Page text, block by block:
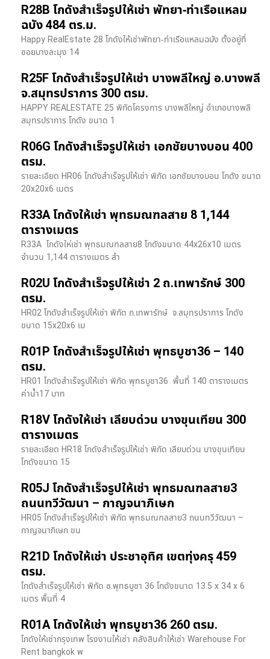
R28B โกดังสำเร็จรูปให้เช่า พัทยา-ท่าเรือแหลม
ฉบัง 484 ตร.ม.
Happy RealEstate 28 โกดังให้เช่าพัทยา-ท่าเรือแหลมฉบัง ตั้งอยู่ที่
ซอยบางละมุง 14
R25F โกดังสำเร็จรูปให้เช่า บางพลีใหญ่ อ.บางพลี
จ.สมุทรปราการ 300 ตรม.
HAPPY REALESTATE 25 พิกัดโครงการ บางพลีใหญ่ อำเภอบางพลี
สมุทรปราการ โกดัง ขนาด 1
R06G โกดังสำเร็จรูปให้เช่า เอกชัยบางบอน 400
ตรม.
รายละเอียด HR06 โกดังสำเร็จรูปให้เช่า พิกัด เอกชัยบางบอน โกดัง ขนาด
20x20x6 เมตร
R33A โกดังให้เช่า พุทธมณฑลสาย 8 1,144
ตารางเมตร
R33A โกดังให่เช่า พุทธมณฑลสาย8 โกดังขนาด 44x26x10 เมตร
จำนวน 1,144 ตารางเมตร สำ
R02U โกดังสำเร็จรูปให้เช่า 2 ถ.เทพารักษ์ 300
ตรม.
HR02 โกดังสำเร็จรูปให้เช่า พิกัด ถ.เทพารักษ์ จ.สมุทรปราการ โกดัง
ขนาด 15x20x6 เม
R01P โกดังสำเร็จรูปให้เช่า พุทธบูชา36 – 140
ตรม.
HR01 โกดังสำเร็จรูปให้เช่า พิกัด พุทธบูชา36 พื้นที่ 140 ตารางเมตร
ค่าน้ำ17 บาท
R18V โกดังให้เช่า เลียบด่วน บางขุนเทียน 300
ตารางเมตร
รายละเอียด HR18 โกดังสำเร็จรูปให้เช่า พิกัด เลียบด่วน​ บางขุนเทียน​
โกดังขนาด 15
R05J โกดังสำเร็จรูปให้เช่า พุทธมณฑลสาย3
ถนนทวีวัฒนา – กาญจนาภิเษก
HR05 โกดังสำเร็จรูปให้เช่า พิกัด พุทธมณฑลสาย3 ถนนทวีวัฒนา –
กาญจนาภิเษก ขน
R21D โกดังให้เช่า ประชาอุทิศ เขตทุ่งครุ 459
ตรม.
โกดังสำเร็จรูปให้เช่า พิกัด ซ.พุทธบูชา 36 โกดังขนาด 13.5 x 34 x 6
เมตร พื้นที่ 4
R01A โกดังให้เช่า พุทธบูชา36 260 ตรม.
โกดังให้เช่ากรุงเทพ โรงงานให้เช่า คลังสินค้าให้เช่า Warehouse For
Rent bangkok พ